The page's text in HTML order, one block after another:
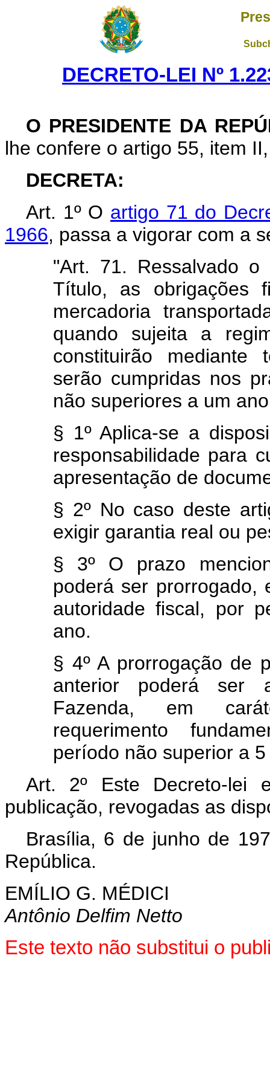
DECRETO-LEI Nº
O PRESIDENTE DA
lhe confere o artigo 55, item
DECRETA:
Art. 1º O artigo 71 do
1966, passa a vigorar com a
"Art. 71. Ressalvado
Título, as obrigações
mercadoria
quando sujeita a
constituirão mediante
serão cumpridas nos
não superiores a um
§ 1º Aplica-se a
responsabilidade para
apresentação de
§ 2º No caso deste
exigir garantia real ou
§ 3º O prazo
poderá ser prorrogado,
autoridade fiscal, por
ano.
§ 4º A prorrogação de
anterior poderá ser
Fazenda, em
requerimento
período não superior a
Art. 2º Este Decreto-lei
publicação, revogadas as
Brasília, 6 de junho de
República.
EMÍLIO G. MÉDICI
Antônio Delfim Netto
Este texto não substitui o